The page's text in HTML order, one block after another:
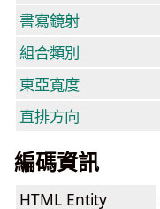
書寫鏡射
組合類別
東亞寬度
直排方向
編碼資訊
HTML Entity